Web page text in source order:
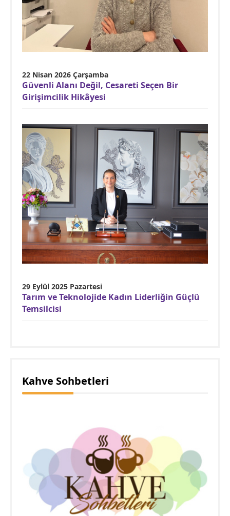
22 Nisan 2026 Çarşamba
Güvenli Alanı Değil, Cesareti Seçen Bir
Girişimcilik Hikâyesi
29 Eylül 2025 Pazartesi
Tarım ve Teknolojide Kadın Liderliğin Güçlü
Temsilcisi
Kahve Sohbetleri